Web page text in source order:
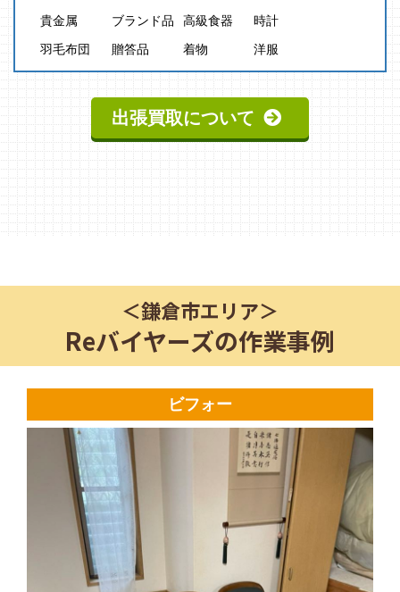
貴金属
ブランド品 高級食器
時計
羽毛布団
贈答品 着物 洋服
出張買取について
＜鎌倉市エリア＞
Reバイヤーズの作業事例
ビフォー